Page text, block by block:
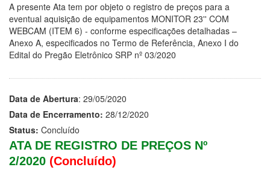
A presente Ata tem por objeto o registro de preços para a
eventual aquisição de equipamentos MONITOR 23'' COM
WEBCAM (ITEM 6) - conforme especificações detalhadas –
Anexo A, especificados no Termo de Referência, Anexo I do
Edital do Pregão Eletrônico SRP nº 03/2020
Data de Abertura: 29/05/2020
Data de Encerramento: 28/12/2020
Status: Concluído
ATA DE REGISTRO DE PREÇOS Nº
2/2020 (Concluído)